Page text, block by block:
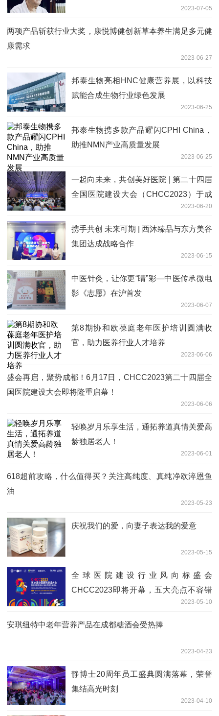
2023-07-05
两项产品斩获行业大奖，康悦博健创新草本养生满足多元健
康需求
2023-06-27
邦泰生物亮相HNC健康营养展，以科技
赋能合成生物行业绿色发展
2023-06-25
邦泰生物携多款产品耀闪CPHI China，
助推NMN产业高质量发展
2023-06-25
一起向未来，共创美好医院 | 第二十四届
全国医院建设大会（CHCC2023）于成
2023-06-20
携手共创 未来可期 | 西沐臻品与东方美谷
集团达成战略合作
2023-06-15
中医针灸，让你更“睛”彩—中医传承微电
影《志愿》在沪首发
2023-06-07
第8期协和欧葆庭老年医护培训圆满收
官，助力医养行业人才培养
2023-06-06
盛会再启，聚势成都！6月17日，CHCC2023第二十四届全
国医院建设大会即将隆重启幕！
2023-06-06
轻唤岁月乐享生活，通拓养道真情关爱高
龄独居老人！
2023-06-01
618超前攻略，什么值得买？关注高纯度、真纯净欧淬恩鱼
油
2023-05-23
庆祝我们的爱，向妻子表达我的爱意
2023-05-15
全球医院建设行业风向标盛会
CHCC2023即将开幕，五大亮点不容错
2023-05-10
安琪纽特中老年营养产品在成都糖酒会受热捧
2023-04-23
静博士20周年员工盛典圆满落幕，荣誉
集结高光时刻
2023-04-10